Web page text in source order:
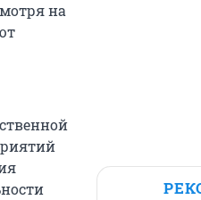
на